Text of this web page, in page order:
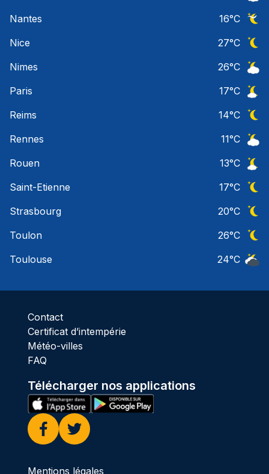
Nantes
16°C
Nice
27°C
Nimes
26°C
Paris
17°C
Reims
14°C
Rennes
11°C
Rouen
13°C
Saint-Etienne
17°C
Strasbourg
20°C
Toulon
26°C
Toulouse
24°C
Contact
Certificat d’intempérie
Météo-villes
FAQ
Télécharger nos applications
Facebook
Twitter
Mentions légales